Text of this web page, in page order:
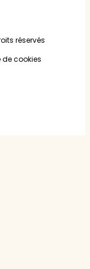
réservés
de cookies